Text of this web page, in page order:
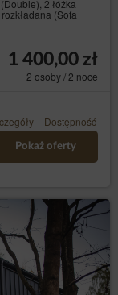
noclegowego
Rezerwacji
- dokładne
i
rezerwacji
w chwili
jest
przyjęcie
2 łóżka
(Sofa
1 400,00 zł
2 osoby / 2 noce
Dostępność
Pokaż oferty